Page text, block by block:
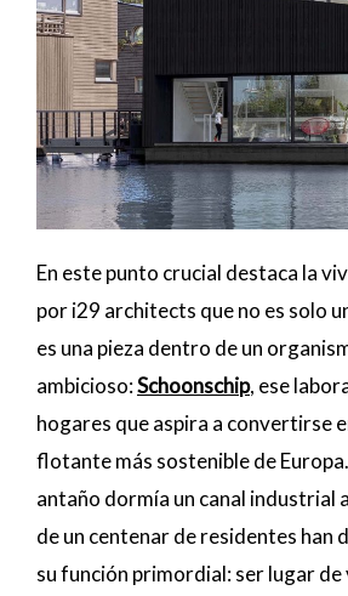
En este punto crucial destaca la
por i29 architects que no es solo
es una pieza dentro de un
ambicioso:Schoonschip, ese
hogares que aspira a convertirse
flotante más sostenible de
antaño dormía un canal industrial
de un centenar de residentes han
su función primordial: ser lugar